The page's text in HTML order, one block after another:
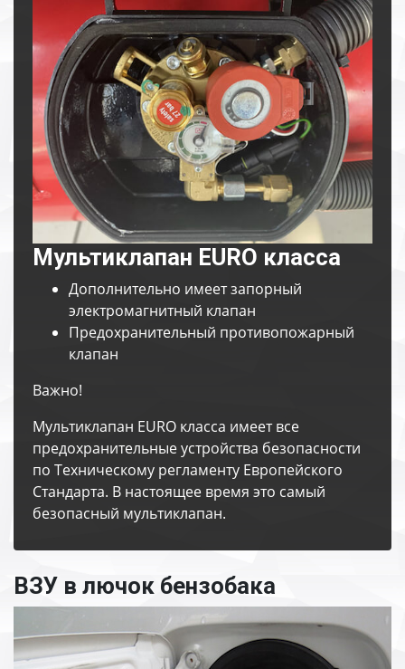
Мультиклапан EURO класса
Дополнительно имеет запорный
электромагнитный клапан
Предохранительный противопожарный
клапан
Важно!
Мультиклапан EURO класса имеет все
предохранительные устройства безопасности
по Техническому регламенту Европейского
Стандарта. В настоящее время это самый
безопасный мультиклапан.
ВЗУ в лючок бензобака